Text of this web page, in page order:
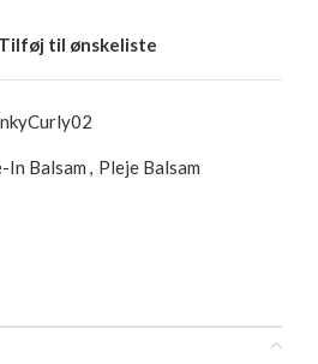
Tilføj til ønskeliste
In Balsam Pleje Balsam